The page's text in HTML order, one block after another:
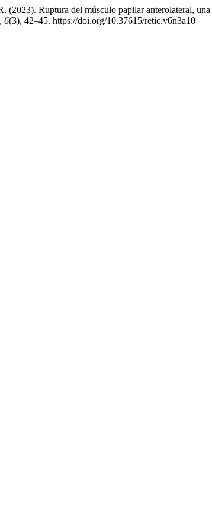
Ruptura del músculo papilar anterolateral,
, 6(3), 42–45. https://doi.org/10.37615/retic.v6n3a10